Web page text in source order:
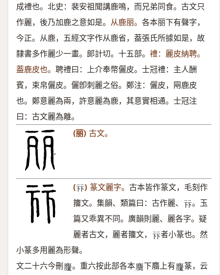
成禮也。北史：裴安祖聞講鹿鳴，而兄弟同食。古文只
作麗，後乃加鹿之意如是。 从鹿丽。 各本丽下有聲字，
今正。从鹿，五經文字作从鹿省，葢張氏所據如是，故
隸書多作麗少一畫。郞計切。十五部。 禮：麗皮納聘。
葢鹿皮也。 聘禮曰：上介奉幣儷皮。士冠禮：主人酬
賓，束帛儷皮。儷卽刺麗之俗。鄭注：儷皮，㒳鹿皮
也。鄭意麗為兩，許意麗為鹿，其意實相通。士冠注
曰：古文麗為離。
(丽) 古文。
(𠧥 ) 篆文麗字。 古本皆作篆文，毛刻作
籒文。集韻、類篇曰：古作麗、 𠧥 。玉
篇又乖異不同。廣韻則麗、麗各字。疑
麗者古文，麗者籒文， 𠧥 者小篆也。然
小篆多用麗為形聲。
文二十六今刪𪋝 。重六按此部各本𪋐 下麛上有𪋝 篆，云